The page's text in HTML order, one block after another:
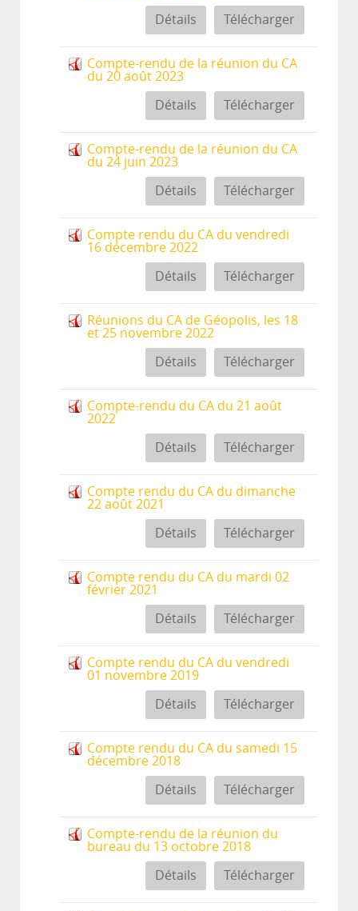
Télécharger
Détails
Compte-rendu de la réunion du CA
du 20 août 2023
Télécharger
Détails
Compte-rendu de la réunion du CA
du 24 juin 2023
Télécharger
Détails
Compte rendu du CA du vendredi
16 décembre 2022
Télécharger
Détails
Réunions du CA de Géopolis, les 18
et 25 novembre 2022
Télécharger
Détails
Compte-rendu du CA du 21 août
2022
Télécharger
Détails
Compte rendu du CA du dimanche
22 août 2021
Télécharger
Détails
Compte rendu du CA du mardi 02
février 2021
Télécharger
Détails
Compte rendu du CA du vendredi
01 novembre 2019
Télécharger
Détails
Compte rendu du CA du samedi 15
décembre 2018
Télécharger
Détails
Compte-rendu de la réunion du
bureau du 13 octobre 2018
Télécharger
Détails